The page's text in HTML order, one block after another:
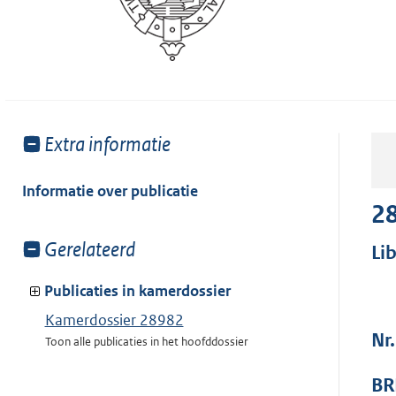
Toon
van:
Extra informatie
Informatie over publicatie
Toon
van:
Gerelateerd
Publicaties in kamerdossier
Kamerdossier 28982
Toon alle publicaties in het hoofddossier